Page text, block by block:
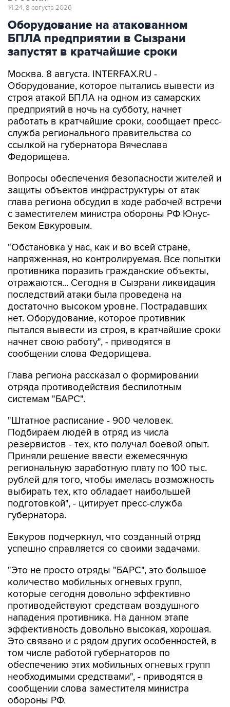
14:24, 8 августа 2026
Оборудование на атакованном
БПЛА предприятии в Сызрани
запустят в кратчайшие сроки
Москва. 8 августа. INTERFAX.RU -
Оборудование, которое пытались вывести из
строя атакой БПЛА на одном из самарских
предприятий в ночь на субботу, начнет
работать в кратчайшие сроки, сообщает пресс-
служба регионального правительства со
ссылкой на губернатора Вячеслава
Федорищева.
Вопросы обеспечения безопасности жителей и
защиты объектов инфраструктуры от атак
глава региона обсудил в ходе рабочей встречи
с заместителем министра обороны РФ Юнус-
Беком Евкуровым.
"Обстановка у нас, как и во всей стране,
напряженная, но контролируемая. Все попытки
противника поразить гражданские объекты,
отражаются... Сегодня в Сызрани ликвидация
последствий атаки была проведена на
достаточно высоком уровне. Пострадавших
нет. Оборудование, которое противник
пытался вывести из строя, в кратчайшие сроки
начнет свою работу", - приводятся в
сообщении слова Федорищева.
Глава региона рассказал о формировании
отряда противодействия беспилотным
системам "БАРС".
"Штатное расписание - 900 человек.
Подбираем людей в отряд из числа
резервистов - тех, кто получал боевой опыт.
Приняли решение ввести ежемесячную
региональную заработную плату по 100 тыс.
рублей для того, чтобы имелась возможность
выбирать тех, кто обладает наибольшей
подготовкой", - цитирует пресс-служба
губернатора.
Евкуров подчеркнул, что созданный отряд
успешно справляется со своими задачами.
"Это не просто отряды "БАРС", это большое
количество мобильных огневых групп,
которые сегодня довольно эффективно
противодействуют средствам воздушного
нападения противника. На данном этапе
эффективность довольно высокая, хорошая.
Это связано и с рядом других особенностей, в
том числе работой губернаторов по
обеспечению этих мобильных огневых групп
необходимыми средствами", - приводятся в
сообщении слова заместителя министра
обороны РФ.